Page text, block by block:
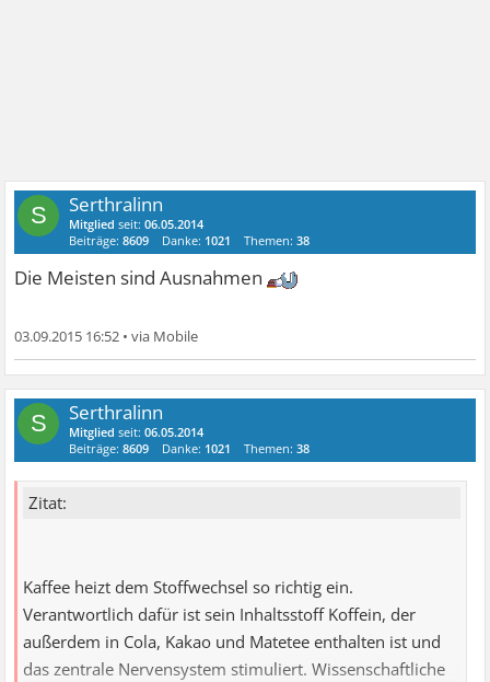
S Serthralinn
Mitglied seit:06.05.2014
Beiträge:8609 Danke: 1021 Themen:38
Die Meisten sind Ausnahmen
03.09.2015 16:52 •
S Serthralinn
Mitglied seit:06.05.2014
Beiträge:8609 Danke: 1021 Themen:38
Zitat:
Kaffee heizt dem Stoffwechsel so richtig ein.
Verantwortlich dafür ist sein Inhaltsstoff Koffein, der
außerdem in Cola, Kakao und Matetee enthalten ist und
das zentrale Nervensystem stimuliert. Wissenschaftliche